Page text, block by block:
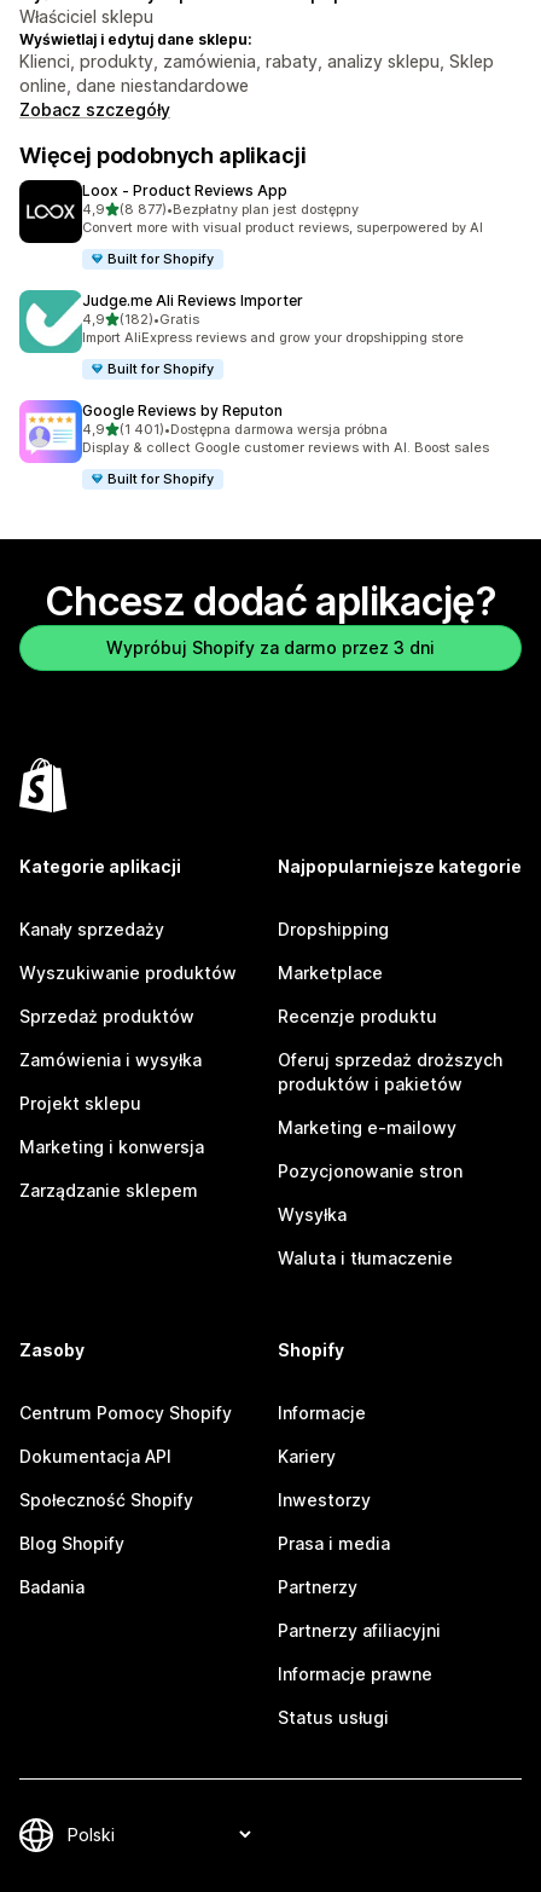
Właściciel sklepu
Wyświetlaj i edytuj dane sklepu:
Klienci, produkty, zamówienia, rabaty, analizy sklepu, Sklep
online, dane niestandardowe
Zobacz szczegóły
Więcej podobnych aplikacji
Loox ‑ Product Reviews App
4,9na 5 gwiazdek
(8 877)
Łączna liczba recenzji: 8877
•Bezpłatny plan jest dostępny
Convert more with visual product reviews, superpowered by AI
Built for Shopify
Judge.me Ali Reviews Importer
4,9na 5 gwiazdek
(182)
Łączna liczba recenzji: 182
•Gratis
Import AliExpress reviews and grow your dropshipping store
Built for Shopify
Google Reviews by Reputon
4,9na 5 gwiazdek
(1 401)
Łączna liczba recenzji: 1401
•Dostępna darmowa wersja próbna
Display & collect Google customer reviews with AI. Boost sales
Built for Shopify
Chcesz dodać aplikację?
Wypróbuj Shopify za darmo przez 3 dni
Kategorie aplikacji
Kanały sprzedaży
Wyszukiwanie produktów
Sprzedaż produktów
Zamówienia i wysyłka
Projekt sklepu
Marketing i konwersja
Zarządzanie sklepem
Najpopularniejsze kategorie
Dropshipping
Marketplace
Recenzje produktu
Oferuj sprzedaż droższych
produktów i pakietów
Marketing e-mailowy
Pozycjonowanie stron
Wysyłka
Waluta i tłumaczenie
Zasoby
Centrum Pomocy Shopify
Dokumentacja API
Społeczność Shopify
Blog Shopify
Badania
Shopify
Informacje
Kariery
Inwestorzy
Prasa i media
Partnerzy
Partnerzy afiliacyjni
Informacje prawne
Status usługi